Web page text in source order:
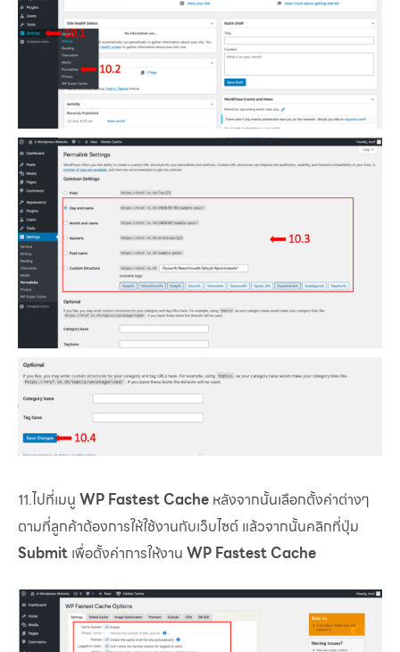
11.ไปที่เมนู WP Fastest Cache หลังจากนั้นเลือกตั้งค่าต่างๆ
ตามที่ลูกค้าต้องการให้ใช้งานกับเว็บไซต์ แล้วจากนั้นคลิกที่ปุ่ม
Submit เพื่อตั้งค่าการให้งาน WP Fastest Cache